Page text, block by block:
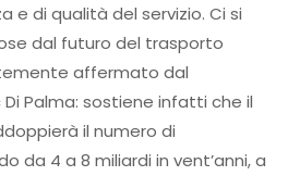
e di qualità del servizio. Ci si
dal futuro del trasporto
affermato dal
Di Palma: sostiene infatti che il
il numero di
da 4 a 8 miliardi in vent’anni, a